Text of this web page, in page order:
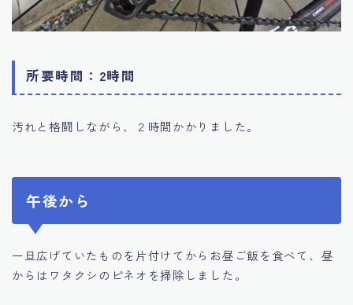
所要時間：2時間
汚れと格闘しながら、２時間かかりました。
午後から
一旦広げていたものを片付けてからお昼ご飯を食べて、昼
からはワタクシのピネオを掃除しました。